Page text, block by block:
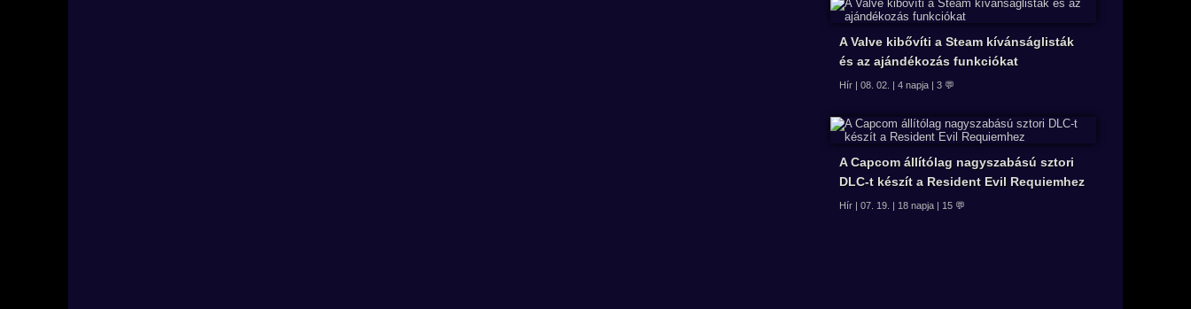
A Valve kibővíti a Steam kívánságlisták
és az ajándékozás funkciókat
Hír | 08. 02. | 4 napja | 3 💬
A Capcom állítólag nagyszabású sztori
DLC-t készít a Resident Evil Requiemhez
Hír | 07. 19. | 18 napja | 15 💬